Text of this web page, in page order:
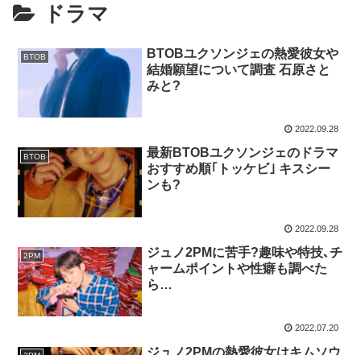
ドラマ
BTOB
BTOBユクソンジェの熱愛彼女や
結婚願望について調査 石原さと
みと?
2022.09.28
BTOB
最新BTOBユクソンジェのドラマ
おすすめ順｢トッケビ｣ キスシー
ンも?
2022.09.28
2PM
ジュノ2PMに苦手?趣味や特技､チ
ャームポイントや性癖も調べた
ら…
2022.07.20
ジュノ2PMの熱愛彼女はキムソウ